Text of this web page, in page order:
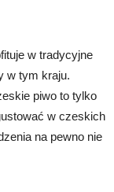
w tradycyjne
w tym kraju.
piwo to tylko
w czeskich
na pewno nie